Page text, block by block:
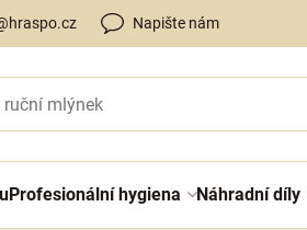
Napište nám
Profesionální hygiena Náhradní díly